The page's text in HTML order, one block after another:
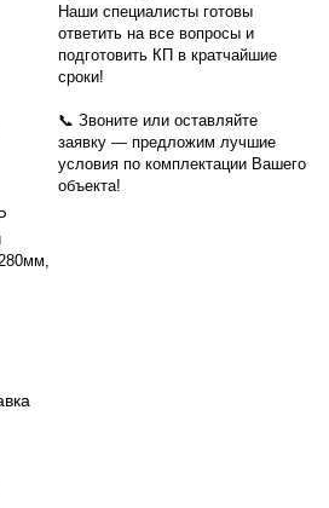
Наши специалисты готовы
ответить на все вопросы и
подготовить КП в кратчайшие
сроки!
📞 Звоните или оставляйте
заявку — предложим лучшие
условия по комплектации Вашего
объекта!